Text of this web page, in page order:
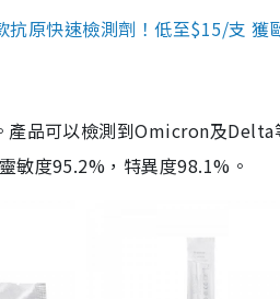
原快速檢測劑！低至$15/支 獲
品可以檢測到Omicron及
敏度95.2%，特異度98.1%。